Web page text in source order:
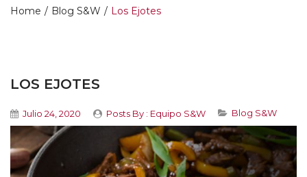
Productos
Contacto
Blog
Home / Blog S&W / Los Ejotes
LOS EJOTES
Julio 24, 2020 Posts By : Equipo S&W Blog S&W